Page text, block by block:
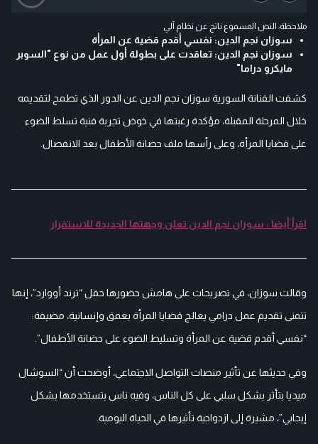
ملاحظة: النص المسموع ناتج عن نظام آلي
سوزان نجم الدين: نفسي أقدم قضية عن المرأة
سوزان نجم الدين: تعاقدت على بطولة أول عمل من نوع "السوبر
مايكرو دراما"
كشفت الفنانة السورية سوزان نجم الدين عن الدور الذي تطمح لتقديمه
خلال المرحلة المقبلة، مؤكدة رغبتها في خوض تجربة فنية تسلط الضوء
على قضايا المرأة، وعلى رأسها ملف حضانة الأطفال بعد الانفصال.
اقرأ أيضا : سوزان نجم الدين تعلن وجهتها الجديدة للاستقرار
وقالت سوزان، في تصريحات على هامش حضورها حفل “ترند أووارد”، إنها
تتمنى تقديم عمل درامي يعالج قضايا المرأة بعمق وإنسانية، مضيفة:
“نفسي أقدم قضية عن المرأة وتسليط الضوء على حضانة الأطفال”.
وفي حديثها عن تأثير منصات التواصل الاجتماعي، أوضحت أن “السوشال
ميديا بتأثر بشكل سلبي على كل الناس، وفيه ناس بتستخدمها بشكل
إيجابي”، مشيرة إلى ازدواجية تأثيرها في الحياة اليومية.